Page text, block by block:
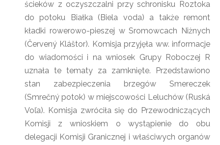
ścieków z oczyszczalni przy schronisku Roztoka
do potoku Białka (Biela voda) a także remont
kładki rowerowo-pieszej w Sromowcach Niżnych
(Červený Kláštor). Komisja przyjęła ww. informacje
do wiadomości i na wniosek Grupy Roboczej R
uznała te tematy za zamknięte. Przedstawiono
stan zabezpieczenia brzegów Smereczek
(Smrečný potok) w miejscowości Leluchów (Ruská
Voľa). Komisja zwróciła się do Przewodniczących
Komisji z wnioskiem o wystąpienie do obu
delegacji Komisji Granicznej i właściwych organów